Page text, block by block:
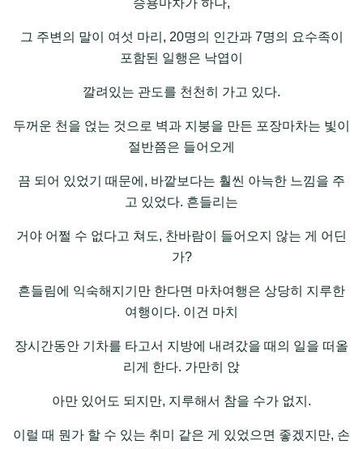
승용마차가 하나,
그 주변의 말이 여섯 마리, 20명의 인간과 7명의 요수족이
포함된 일행은 낙엽이
깔려있는 관도를 천천히 가고 있다.
두꺼운 천을 얹는 것으로 벽과 지붕을 만든 포장마차는 빛이
절반쯤은 들어오게
끔 되어 있었기 때문에, 바깥보다는 훨씬 아늑한 느낌을 주
고 있었다. 흔들리는
거야 어쩔 수 없다고 쳐도, 찬바람이 들어오지 않는 게 어딘
가?
흔들림에 익숙해지기만 한다면 마차여행은 상당히 지루한
여행이다. 이건 마치
장시간동안 기차를 타고서 지방에 내려갔을 때의 일을 떠올
리게 한다. 가만히 앉
아만 있어도 되지만, 지루해서 참을 수가 없지.
이럴 때 뭔가 할 수 있는 취미 같은 게 있었으면 좋겠지만, 손